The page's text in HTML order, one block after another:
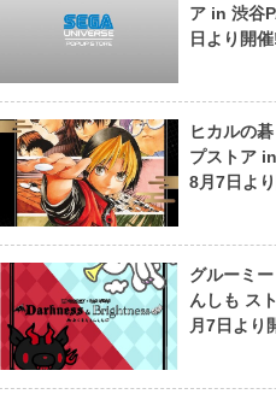
ア in 渋谷
日より開
ヒカルの
プストア
8月7日よ
グルーミ
んしも ス
月7日より